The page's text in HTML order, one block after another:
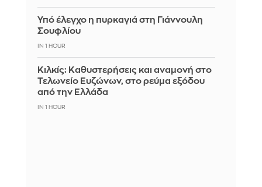
Υπό έλεγχο η πυρκαγιά στη Γιάννουλη
Σουφλίου
IN 1 HOUR
Κιλκίς: Καθυστερήσεις και αναμονή στο
Τελωνείο Ευζώνων, στο ρεύμα εξόδου
από την Ελλάδα
IN 1 HOUR